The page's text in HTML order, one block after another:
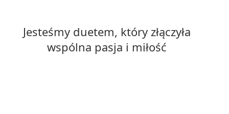
Jesteśmy duetem, który złączyła
wspólna pasja i miłość